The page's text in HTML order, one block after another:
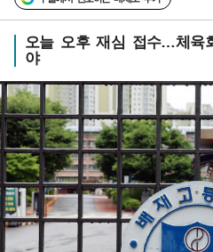
오늘 오후 재심 접수…체육
야